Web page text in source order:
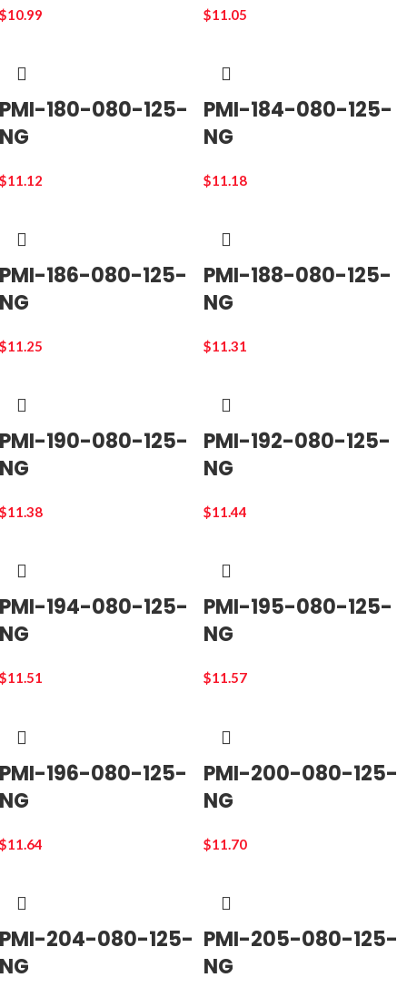
$10.99 $11.05
PMI-180-080-125-
NG
$11.12
PMI-184-080-125-
NG
$11.18
PMI-186-080-125-
NG
$11.25
PMI-188-080-125-
NG
$11.31
PMI-190-080-125-
NG
$11.38
PMI-192-080-125-
NG
$11.44
PMI-194-080-125-
NG
$11.51
PMI-195-080-125-
NG
$11.57
PMI-196-080-125-
NG
$11.64
PMI-200-080-125-
NG
$11.70
PMI-204-080-125-
NG
PMI-205-080-125-
NG